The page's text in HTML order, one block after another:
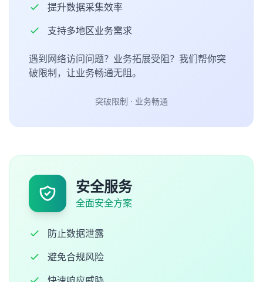
提升数据采集效率
支持多地区业务需求
遇到网络访问问题？业务拓展受阻？我们帮你突
破限制，让业务畅通无阻。
突破限制 · 业务畅通
安全服务
全面安全方案
防止数据泄露
避免合规风险